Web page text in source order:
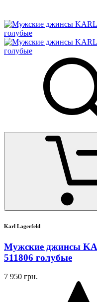
Karl Lagerfeld
Мужские джинсы
511806 голубые
7 950 грн.